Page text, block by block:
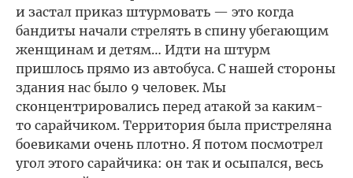
и застал приказ штурмовать — это когда
бандиты начали стрелять в спину убегающим
женщинам и детям… Идти на штурм
пришлось прямо из автобуса. С нашей стороны
здания нас было 9 человек. Мы
сконцентрировались перед атакой за каким-
то сарайчиком. Территория была пристреляна
боевиками очень плотно. Я потом посмотрел
угол этого сарайчика: он так и осыпался, весь